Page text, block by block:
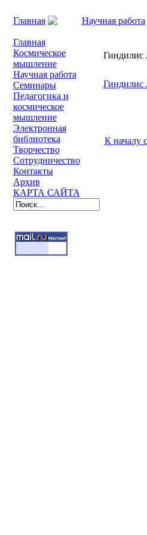
Главная Научная работа
Главная
Космическое
мышление
Научная работа
Семинары
Педагогика и
космическое
мышление
Электронная
библиотека
Творчество
Сотрудничество
Контакты
Архив
КАРТА САЙТА
К началу